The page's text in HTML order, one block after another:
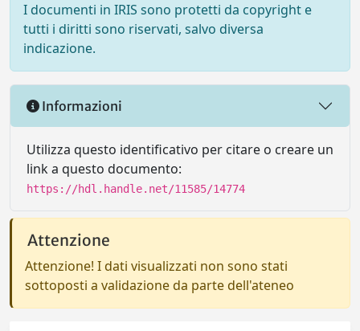
I documenti in IRIS sono protetti da copyright e
tutti i diritti sono riservati, salvo diversa
indicazione.
Informazioni
Utilizza questo identificativo per citare o creare un
link a questo documento:
https://hdl.handle.net/11585/14774
Attenzione
Attenzione! I dati visualizzati non sono stati
sottoposti a validazione da parte dell'ateneo